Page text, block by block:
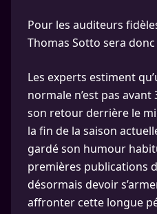
Pour les auditeurs
Thomas Sotto sera
Les experts estiment
normale n’est pas
son retour derrière le
la fin de la saison
gardé son humour
premières publications
désormais devoir
affronter cette longue